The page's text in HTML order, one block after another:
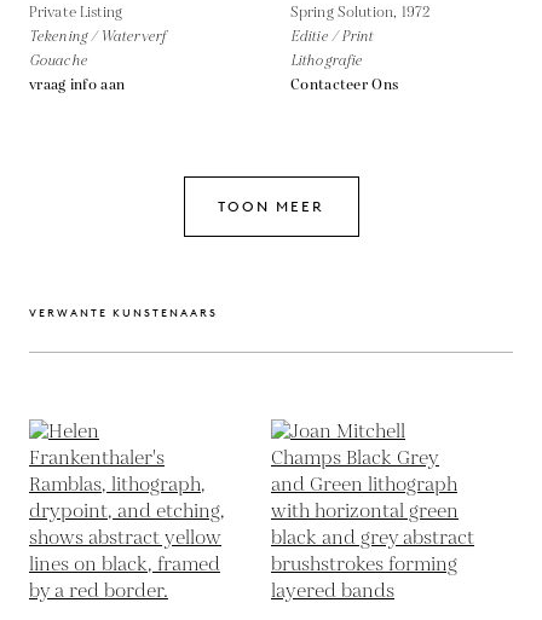
Private Listing
Tekening / Waterverf
Gouache
vraag info aan
Spring Solution, 1972
Editie / Print
Lithografie
Contacteer Ons
TOON MEER
VERWANTE KUNSTENAARS